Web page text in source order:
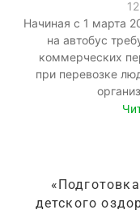
Начиная с 1 марта
на автобус
коммерческих
при перевозке
детского